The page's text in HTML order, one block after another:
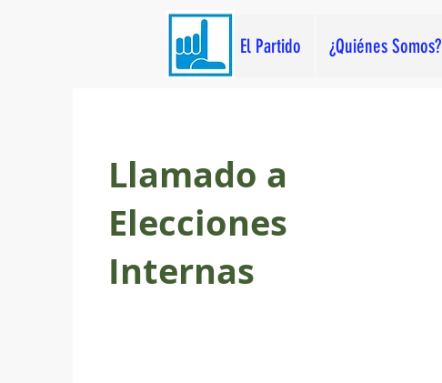
El Partido ¿Quiénes Somos?
Llamado a
Elecciones
Internas